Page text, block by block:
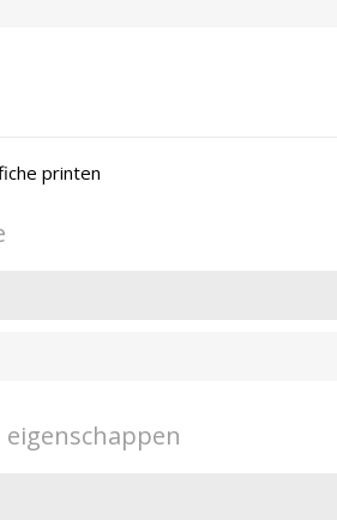
printen
eigenschappen